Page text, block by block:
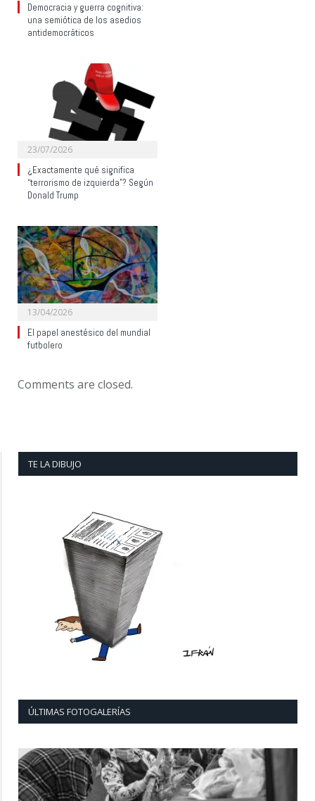
Democracia y guerra cognitiva:
una semiótica de los asedios
antidemocráticos
23/07/2026
¿Exactamente qué significa
“terrorismo de izquierda”? Según
Donald Trump
13/04/2026
El papel anestésico del mundial
futbolero
Comments are closed.
TE LA DIBUJO
ÚLTIMAS FOTOGALERÍAS